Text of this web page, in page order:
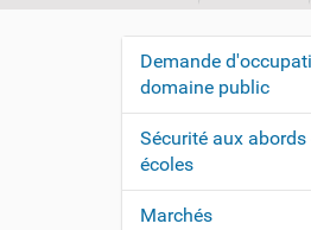
u
t
i
N
a
v
i
g
Demande
domaine public
Sécurité aux abords
écoles
Marchés